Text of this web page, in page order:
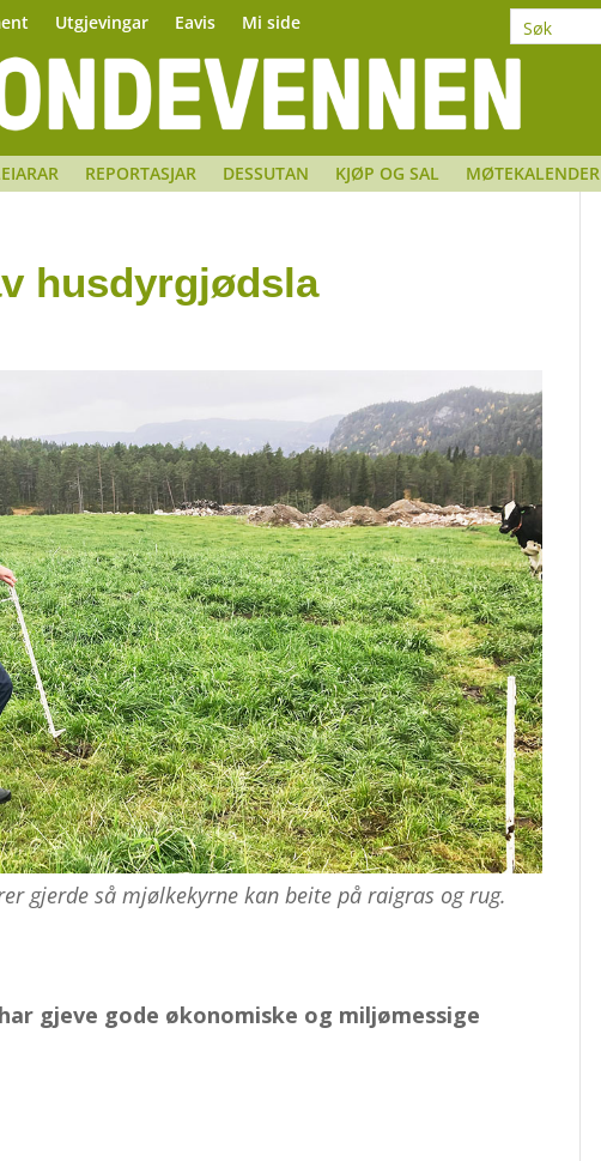
Utgjevingar Eavis Mi side
REPORTASJAR DESSUTAN KJØP OG SAL MØTEKALENDER
husdyrgjødsla
gjerde så mjølkekyrne kan beite på raigras og rug.
gjeve gode økonomiske og miljømessige